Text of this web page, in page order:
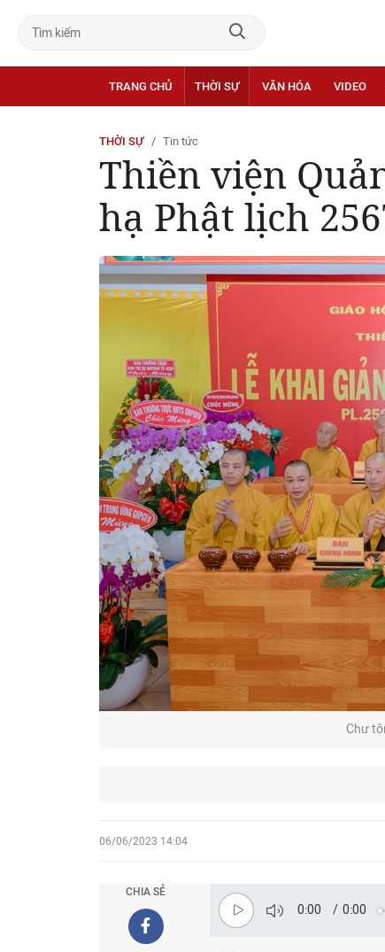
TRANG CHỦ THỜI SỰ VĂN HÓA VIDEO
THỜI SỰ Tin tức
Thiền viện
hạ Phật lịch
Chư
06/06/2023 14:04
CHIA SẺ
0:00 / 0:00